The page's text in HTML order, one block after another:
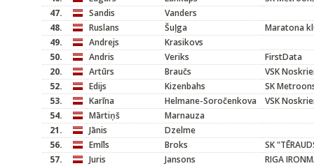
47.
Sandis
Vanders
48.
Ruslans Šuļga
Maratona
49.
Andrejs
Krasikovs
50.
Andris Veriks
FirstData
20.
Artūrs Braučs
VSK
52.
Edijs Kizenbahs
SK
53.
Karīna Helmane-Soročenkova
VSK
54.
Mārtiņš
Marnauza
21.
Jānis
Dzelme
56.
Emīls Broks
SK
57.
Juris Jansons
RIGA